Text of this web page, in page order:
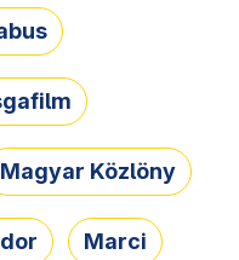
Magyar Közlöny
Marci